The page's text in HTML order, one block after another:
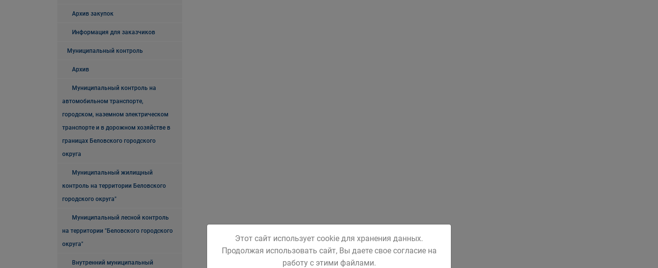
Архив закупок
Информация для заказчиков
Муниципальный контроль
Архив
Муниципальный контроль на
автомобильном транспорте,
городском, наземном электрическом
транспорте и в дорожном хозяйстве в
границах Беловского городского
округа
Муниципальный жилищный
контроль на территории Беловского
городского округа"
Муниципальный лесной контроль
на территории "Беловского городского
округа"
Внутренний муниципальный
Этот сайт использует cookie для хранения данных.
Продолжая использовать сайт, Вы даете свое согласие на
работу с этими файлами.